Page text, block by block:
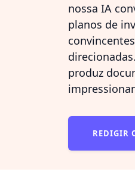
nossa IA
planos de
direcionadas.
produz
REDIGIR